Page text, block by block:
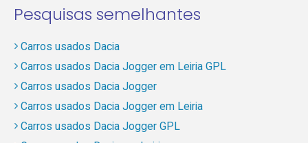
Pesquisas semelhantes
Carros usados Dacia
Carros usados Dacia Jogger em Leiria GPL
Carros usados Dacia Jogger
Carros usados Dacia Jogger em Leiria
Carros usados Dacia Jogger GPL